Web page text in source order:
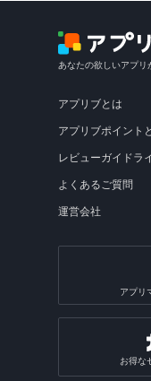
あなたの欲しいアプリ
アプリブとは
アプリブポイント
レビューガイドラ
よくあるご質問
運営会社
アプリ
お得な